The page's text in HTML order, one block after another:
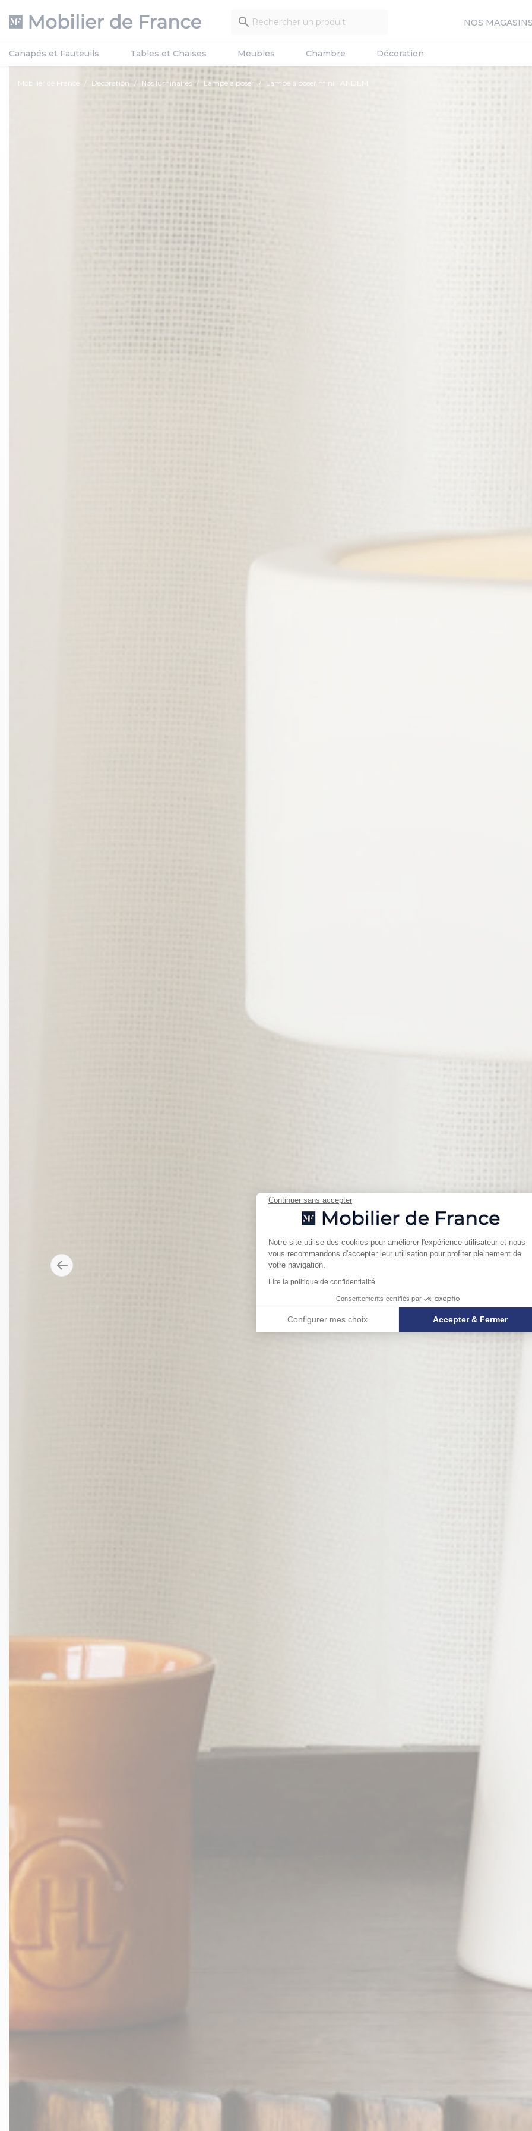
Continuer sans accepter
Plateforme de Gestion du
Notre site utilise des cookies pour améliorer l'expérience utilisateur et nous
vous recommandons d'accepter leur utilisation pour profiter pleinement de
votre navigation.
Lire la politique de confidentialité
Consentements certifiés par
Configurer mes choix Accepter & Fermer
Axeptio consent
 NOS MAGASINS
Canapés et Fauteuils Tables et Chaises Meubles Chambre Décoration
Mobilier de France Décoration Nos luminaires Lampe à poser Lampe à poser mini TANDEM